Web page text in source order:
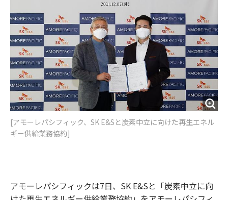
[アモーレパシフィック、SK E&Sと炭素中立に向けた再生エネル
ギー供給業務協約]
アモーレパシフィックは7日、SK E&Sと「炭素中立に向